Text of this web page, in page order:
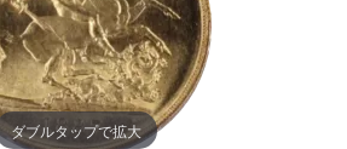
ダブルタップで拡大
ダブルタップで拡大